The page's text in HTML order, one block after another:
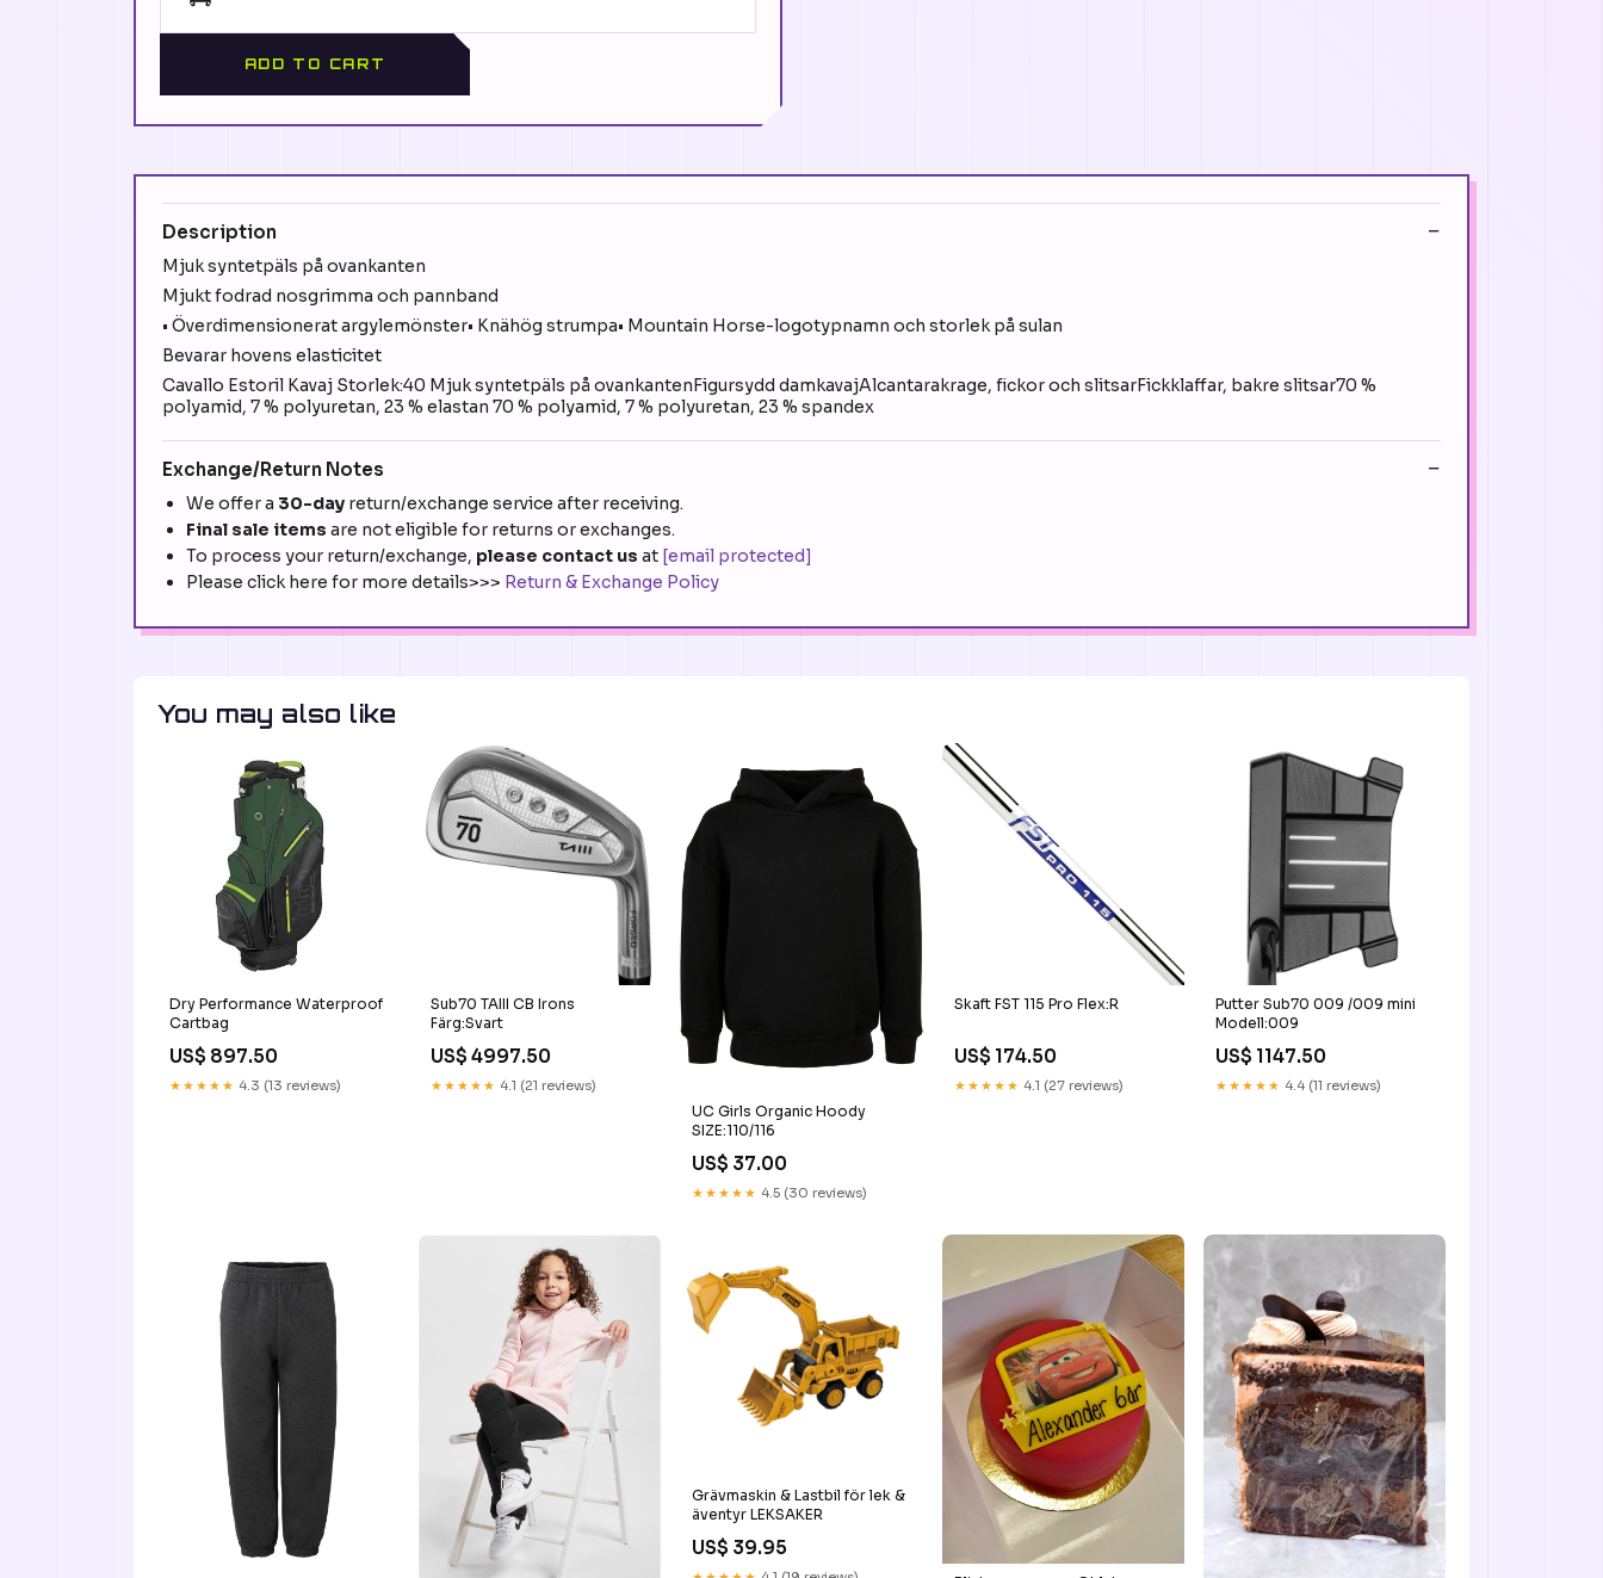
ADD TO CART
Description
Mjuk syntetpäls på ovankanten
Mjukt fodrad nosgrimma och pannband
• Överdimensionerat argylemönster• Knähög strumpa• Mountain Horse-logotypnamn och storlek på sulan
Bevarar hovens elasticitet
Cavallo Estoril Kavaj Storlek:40 Mjuk syntetpäls på ovankantenFigursydd damkavajAlcantarakrage, fickor och slitsarFickklaffar, bakre slitsar70 %
polyamid, 7 % polyuretan, 23 % elastan 70 % polyamid, 7 % polyuretan, 23 % spandex
Exchange/Return Notes
We offer a 30-day return/exchange service after receiving.
Final sale items are not eligible for returns or exchanges.
To process your return/exchange, please contact us at [email protected]
Please click here for more details>>> Return & Exchange Policy
You may also like
Dry Performance Waterproof
Cartbag
US$ 897.50
★★★★★ 4.3 (13 reviews)
Sub70 TAIII CB Irons
Färg:Svart
US$ 4997.50
★★★★★ 4.1 (21 reviews)
UC Girls Organic Hoody
SIZE:110/116
US$ 37.00
★★★★★ 4.5 (30 reviews)
Skaft FST 115 Pro Flex:R
US$ 174.50
★★★★★ 4.1 (27 reviews)
Putter Sub70 009 /009 mini
Modell:009
US$ 1147.50
★★★★★ 4.4 (11 reviews)
Grävmaskin & Lastbil för lek &
äventyr LEKSAKER
US$ 39.95